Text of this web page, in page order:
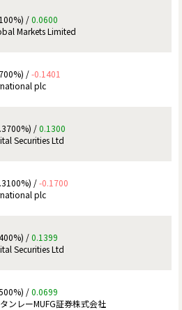
/0.0600
Markets Limited
/-0.1401
plc
/0.1300
Securities Ltd
/-0.1700
plc
/0.1399
Securities Ltd
/0.0699
ンレーMUFG証券株式会社